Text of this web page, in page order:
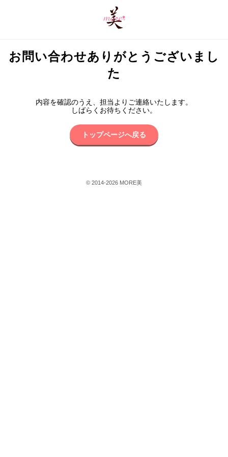
お問い合わせありがとうございまし
た
内容を確認のうえ、担当よりご連絡いたします。
しばらくお待ちください。
トップページへ戻る
© 2014-2026 MORE美